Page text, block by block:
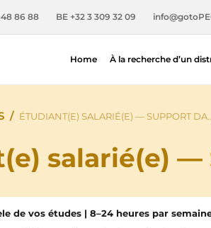
86 88 BE +32 3 309 32 09
Home À la recherche d’un
/ ÉTUDIANT(E) SALARIÉ(E) — SUPPORT
salarié(e) —
de vos études | 8–24 heures par